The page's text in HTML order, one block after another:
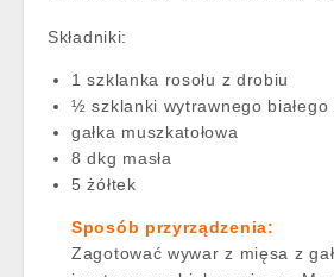
Składniki:
1 szklanka rosołu z drobiu
½ szklanki wytrawnego białego
gałka muszkatołowa
8 dkg masła
5 żółtek
Sposób przyrządzenia:
Zagotować wywar z mięsa z